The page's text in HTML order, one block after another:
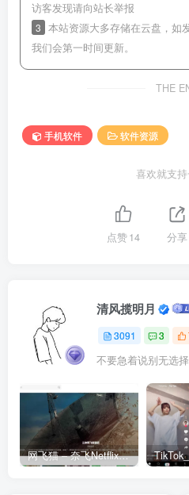
访客发现请向站长举报
3 本站资源大多存储在云盘，如
我们会第一时间更新。
THE
手机软件 软件资源
喜欢就支
点赞14 分享
清风揽明月
3091 3
不要急着说别无选
网飞猫 – 奈飞Netflix免费看